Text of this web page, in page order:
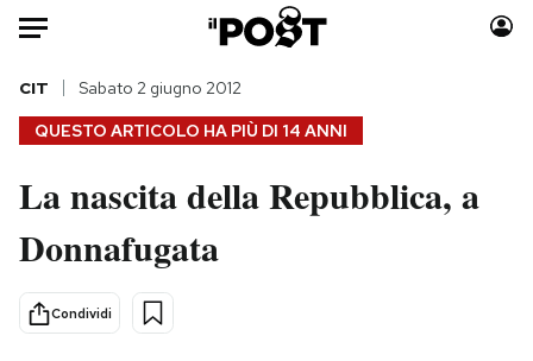
HOME
Italia
Politica
Tecnologia
Internet
Moda
QUESTO ARTICOLO HA PIÙ DI 14 ANNI
CIT Sabato 2 giugno 2012
La nascita della Repubblica, a
Donnafugata
Condividi